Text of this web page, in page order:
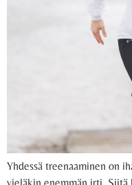
Yhdessä treenaaminen on